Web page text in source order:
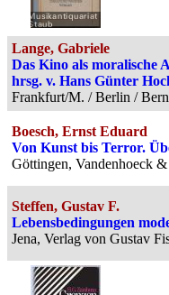
Lange, Gabriele
Das Kino als moralische
hrsg. v. Hans Günter
Frankfurt/M. / Berlin /
Boesch, Ernst Eduard
Von Kunst bis Terror.
Göttingen, Vandenhoeck
Steffen, Gustav F.
Lebensbedingungen
Jena, Verlag von Gustav